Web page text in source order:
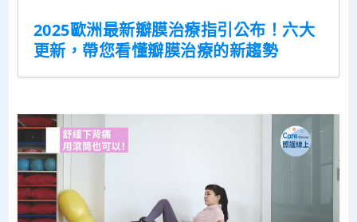
2025歐洲最新瓣膜治療指引公布！六大
更新，帶您看懂瓣膜治療的新趨勢